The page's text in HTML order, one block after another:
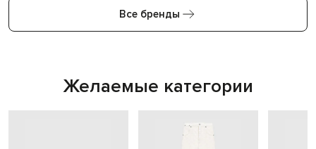
Все бренды
Желаемые категории